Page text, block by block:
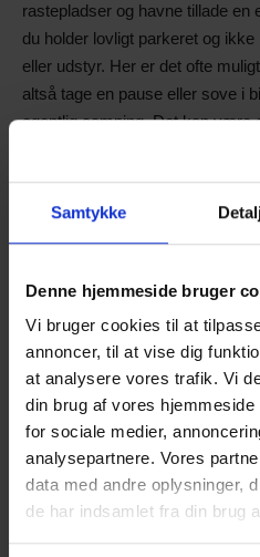
Samtykke
Denne hjemmeside bruger
Vi bruger cookies til at
annoncer, til at vise dig
at analysere vores trafik. Vi
din brug af vores
for sociale medier,
analysepartnere. Vores
data med andre oplysninger,
de har indsamlet fra din brug
rastepladser og havne tillade
du holder lovligt parkeret og
eller udstyr. Her er det ofte
altså tage en pause eller sove i
egentlig camping. Det kan være
til at overnatte i naturen – også
man holder afstand til beboelse
Tyskland, Frankrig, Spanien
fleste steder.
Sådan finder du de gode spots
Ikke alle landeveje leder til det
med de rette hjælpemidler bliver
hjælpe dig med at finde gode og
Park4Night:En af de mest